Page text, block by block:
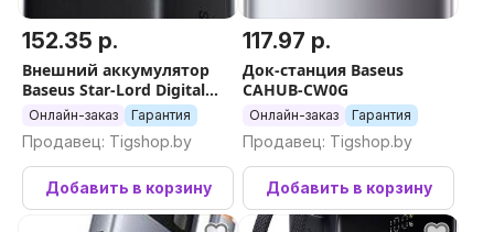
152.35 р.
Внешний аккумулятор
Baseus Star-Lord Digital
Display Fast Charging
Power Bank 30000mAh
22.5W (черный
Онлайн-заказ Гарантия
Продавец: Tigshop.by
Добавить в корзину
117.97 р.
Док-станция Baseus
CAHUB-CW0G
Онлайн-заказ Гарантия
Продавец: Tigshop.by
Добавить в корзину